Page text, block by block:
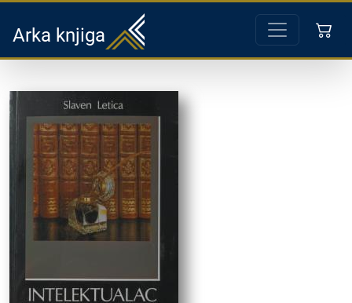
Arka knjiga